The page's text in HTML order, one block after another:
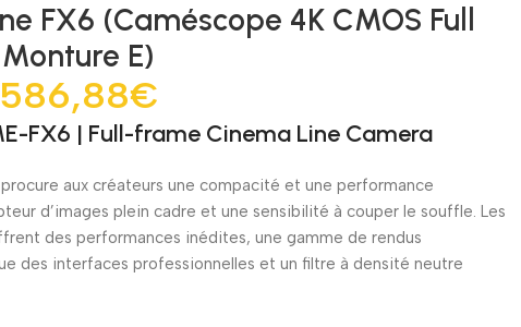
FX6 (Caméscope 4K CMOS Full
E)
€
FX6 | Full-frame Cinema Line Camera
aux créateurs une compacité et une performance
d’images plein cadre et une sensibilité à couper le souffle. Les
des performances inédites, une gamme de rendus
des interfaces professionnelles et un filtre à densité neutre